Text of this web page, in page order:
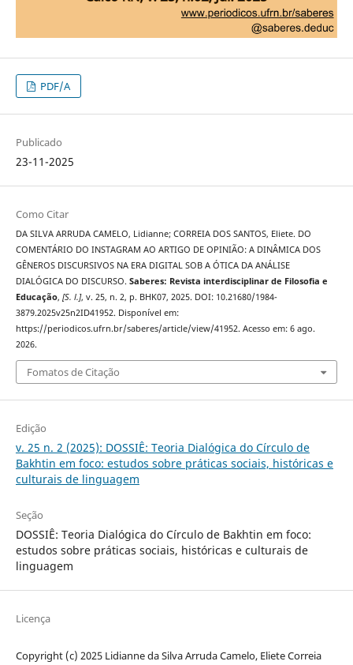
PDF/A
Publicado
23-11-2025
Como Citar
DA SILVA ARRUDA CAMELO, Lidianne; CORREIA DOS SANTOS, Eliete. DO
COMENTÁRIO DO INSTAGRAM AO ARTIGO DE OPINIÃO: A DINÂMICA DOS
GÊNEROS DISCURSIVOS NA ERA DIGITAL SOB A ÓTICA DA ANÁLISE
DIALÓGICA DO DISCURSO. Saberes: Revista interdisciplinar de Filosofia e
Educação, [S. l.], v. 25, n. 2, p. BHK07, 2025. DOI: 10.21680/1984-
3879.2025v25n2ID41952. Disponível em:
https://periodicos.ufrn.br/saberes/article/view/41952. Acesso em: 6 ago.
2026.
Fomatos de Citação
Edição
v. 25 n. 2 (2025): DOSSIÊ: Teoria Dialógica do Círculo de
Bakhtin em foco: estudos sobre práticas sociais, históricas e
culturais de linguagem
Seção
DOSSIÊ: Teoria Dialógica do Círculo de Bakhtin em foco:
estudos sobre práticas sociais, históricas e culturais de
linguagem
Licença
Copyright (c) 2025 Lidianne da Silva Arruda Camelo, Eliete Correia